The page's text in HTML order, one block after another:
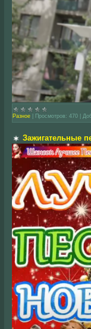
Разное Просмотров: 470
Зажигательные